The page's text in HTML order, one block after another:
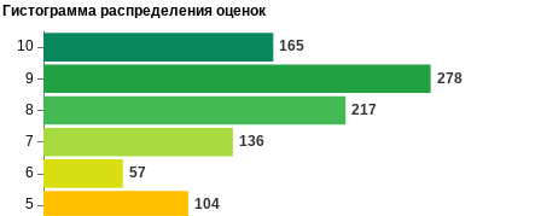
Гистограмма распределения оценок